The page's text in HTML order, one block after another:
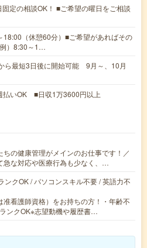
定の相談OK！ ■ご希望の曜日をご相談
18:00（休憩60分）■ご希望があればその
）8:30～1…
最短3日後に開始可能 9月～、10月
いOK ■日収1万3600円以上
ちの健康管理がメインのお仕事です！／
急な対応や医療行為も少なく、…
ンクOK / パソコンスキル不要 / 英語力不
准看護師資格）をお持ちの方！・年齢不
ンクOK※志望動機や履歴書…